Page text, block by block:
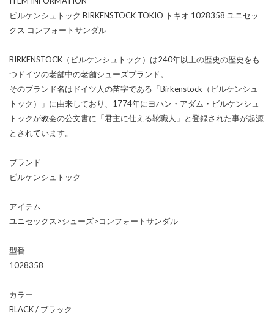
ビルケンシュトック BIRKENSTOCK TOKIO トキオ 1028358 ユニセッ
クス コンフォートサンダル
BIRKENSTOCK（ビルケンシュトック）は240年以上の歴史の歴史をも
つドイツの老舗中の老舗シューズブランド。
そのブランド名はドイツ人の苗字である「Birkenstock（ビルケンシュ
トック）」に由来しており、1774年にヨハン・アダム・ビルケンシュ
トックが教会の公文書に「君主に仕える靴職人」と登録された事が起源
とされています。
ブランド
ビルケンシュトック
アイテム
ユニセックス>シューズ>コンフォートサンダル
型番
1028358
カラー
BLACK / ブラック